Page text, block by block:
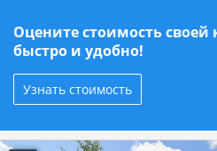
Оцените стоимость своей
быстро и удобно!
Узнать стоимость